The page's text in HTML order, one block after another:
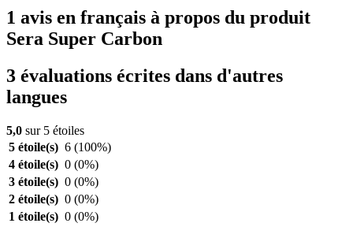
1 avis en français à propos du produit
Sera Super Carbon
3 évaluations écrites dans d'autres
langues
5,0 sur 5 étoiles
5 étoile(s) 6 (100%)
4 étoile(s) 0 (0%)
3 étoile(s) 0 (0%)
2 étoile(s) 0 (0%)
1 étoile(s) 0 (0%)